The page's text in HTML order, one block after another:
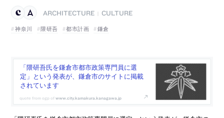
ARCHITECTURE
CULTURE
神奈川
隈研吾 都市計画 鎌倉
「隈研吾氏を鎌倉市都市政策専門員に選
定」という発表が、鎌倉市のサイトに掲載
されています
www.city.kamakura.kanagawa.jp